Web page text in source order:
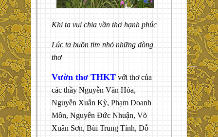
Khi ta vui chia vần thơ hạnh phúc
Lúc ta buồn tim nhỏ những dòng
thơ
Vườn thơ THKT với thơ của
các thầy Nguyễn Văn Hòa,
Nguyễn Xuân Kỳ, Phạm Doanh
Môn, Nguyễn Đức Nhuận, Võ
Xuân Sơn, Bùi Trung Tính, Đỗ